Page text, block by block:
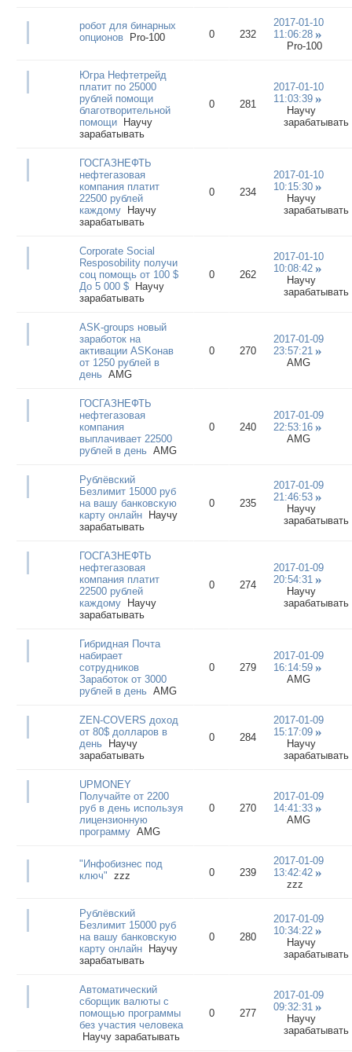
робот для бинарных
опционов
Pro-100 0 232
2017-01-10
11:06:28
Pro-100
Югра Нефтетрейд
платит по 25000
рублей помощи
благотворительной
помощи
Научу
зарабатывать
0 281
2017-01-10
11:03:39
Научу
зарабатывать
ГОСГАЗНЕФТЬ
нефтегазовая
компания платит
22500 рублей
каждому
Научу
зарабатывать
0 234
2017-01-10
10:15:30
Научу
зарабатывать
Corporate Social
Resposobility получи
соц помощь от 100 $
До 5 000 $
Научу
зарабатывать
0 262
2017-01-10
10:08:42
Научу
зарабатывать
ASK-groups новый
заработок на
активации ASKонав
от 1250 рублей в
день AMG
0 270
2017-01-09
23:57:21
AMG
ГОСГАЗНЕФТЬ
нефтегазовая
компания
выплачивает 22500
рублей в день AMG
0 240
2017-01-09
22:53:16
AMG
Рублёвский
Безлимит 15000 руб
на вашу банковскую
карту онлайн
Научу
зарабатывать
0 235
2017-01-09
21:46:53
Научу
зарабатывать
ГОСГАЗНЕФТЬ
нефтегазовая
компания платит
22500 рублей
каждому
Научу
зарабатывать
0 274
2017-01-09
20:54:31
Научу
зарабатывать
Гибридная Почта
набирает
сотрудников
Заработок от 3000
рублей в день AMG
0 279
2017-01-09
16:14:59
AMG
ZEN-COVERS доход
от 80$ долларов в
день
Научу
зарабатывать
0 284
2017-01-09
15:17:09
Научу
зарабатывать
UPMONEY
Получайте от 2200
руб в день используя
лицензионную
программу AMG
0 270
2017-01-09
14:41:33
AMG
"Инфобизнес под
ключ" zzz 0 239
2017-01-09
13:42:42
zzz
Рублёвский
Безлимит 15000 руб
на вашу банковскую
карту онлайн
Научу
зарабатывать
0 280
2017-01-09
10:34:22
Научу
зарабатывать
Автоматический
сборщик валюты с
помощью программы
без участия человека
Научу зарабатывать
0 277
2017-01-09
09:32:31
Научу
зарабатывать